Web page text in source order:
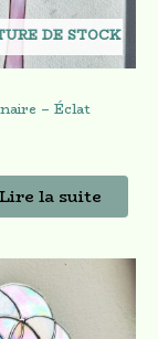
DE STOCK
– Éclat
Lire la suite